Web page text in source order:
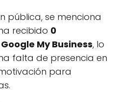
pública, se menciona
recibido 0
My Business, lo
falta de presencia en
para